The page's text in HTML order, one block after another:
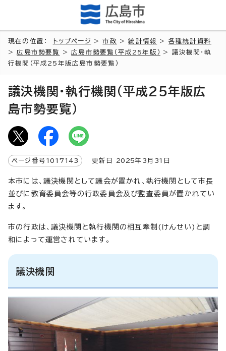
現在の位置： トップページ >市政 >統計情報 > 各種統計資料
>広島市勢要覧 >広島市勢要覧（平成25年版）
> 議決機関・執
行機関（平成25年版広島市勢要覧）
議決機関・執行機関（平成25年版広
島市勢要覧）
ページ番号 1017143 更新日 2025年3月 31 日
本市には、議決機関として議会が置かれ、執行機関として市長
並びに教育委員会等の行政委員会及び監査委員が置かれてい
ます。
市の行政は、議決機関と執行機関の相互牽制(けんせい)と調
和によって運営されています。
議決機関